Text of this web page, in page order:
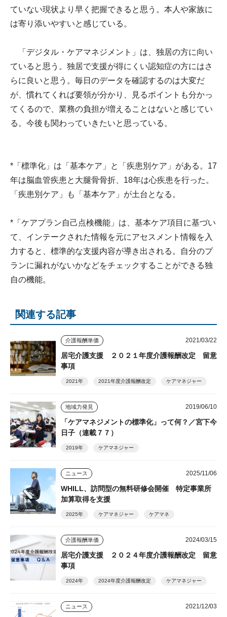
ていない現状より早く把握できると思う。本人や家族に
は寄り添いやすいと感じている。
「デジタル・ケアマネジメント」は、独居の方に向い
ていると思う。独居で支援が得にくい認知症の方にはさ
らに良いと思う。毎日のデータを確認するのは大変だ
が、慣れてくれば要領が分かり、見るポイントも分かっ
てくるので、業務の負担が増えることはないと感じてい
る。今後も関わっていきたいと思っている。
*「標準化」は「基本ケア」と「疾患別ケア」がある。17
年は脳血管疾患と大腿骨骨折、18年は心疾患を行った。
「疾患別ケア」も「基本ケア」が土台となる。
*「ケアプラン自己点検機能」は、基本ケア項目に基づい
て、インテークされた情報を元にアセスメント情報を入
力すると、標準的な支援内容が導き出される。自分のプ
ランに漏れがないかなどをチェックすることができる独
自の機能。
関連する記事
介護報酬単価 2021/03/22
居宅介護支援 ２０２１年度介護報酬改定 留意
事項
2021年 2021年度介護報酬改定 ケアマネジャー
地域力発見 2019/06/10
「ケアマネジメントの標準化」って何？／宮下今
日子（連載７７）
2019年 ケアマネジャー
ニュース 2025/11/06
WHILL、訪問型の無料研修会開催 特定事業所
加算取得を支援
2025年 ケアマネジャー ケアマネ
介護報酬単価 2024/03/15
居宅介護支援 ２０２４年度介護報酬改定 留意
事項
2024年 2024年度介護報酬改定 ケアマネジャー
ニュース 2021/12/03